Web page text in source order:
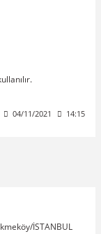
04/11/2021 14:15
İSTANBUL